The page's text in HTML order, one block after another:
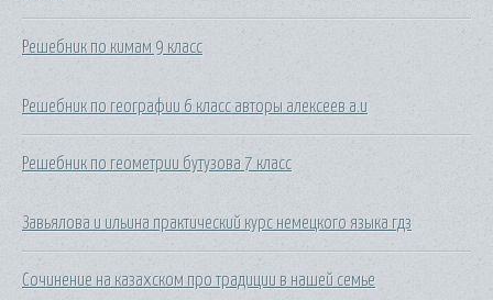
Решебник по кимам 9 класс
Решебник по географии 6 класс авторы алексеев а.и
Решебник по геометрии бутузова 7 класс
Завьялова и ильина практический курс немецкого языка гдз
Сочинение на казахском про традиции в нашей семье